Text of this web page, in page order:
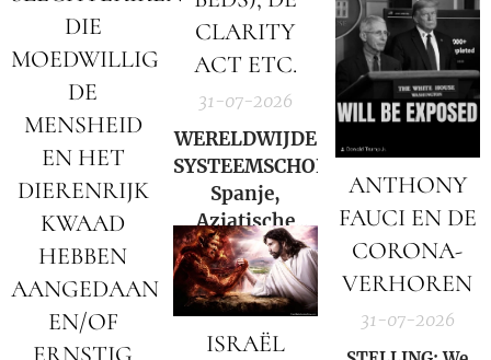
DIE
MOEDWILLIG
DE
MENSHEID
EN HET
DIERENRIJK
KWAAD
HEBBEN
AANGEDAAN
EN/OF
CLARITY
ACT ETC.
31-07-2026
WERELDWIJDE
SYSTEEMSCHOK:
Spanje,
Aziatische
markten en
Hormuz |
Charlie Ward
Daily News
ANTHONY
FAUCI EN DE
CORONA-
VERHOREN
31-07-2026
ISRAËL